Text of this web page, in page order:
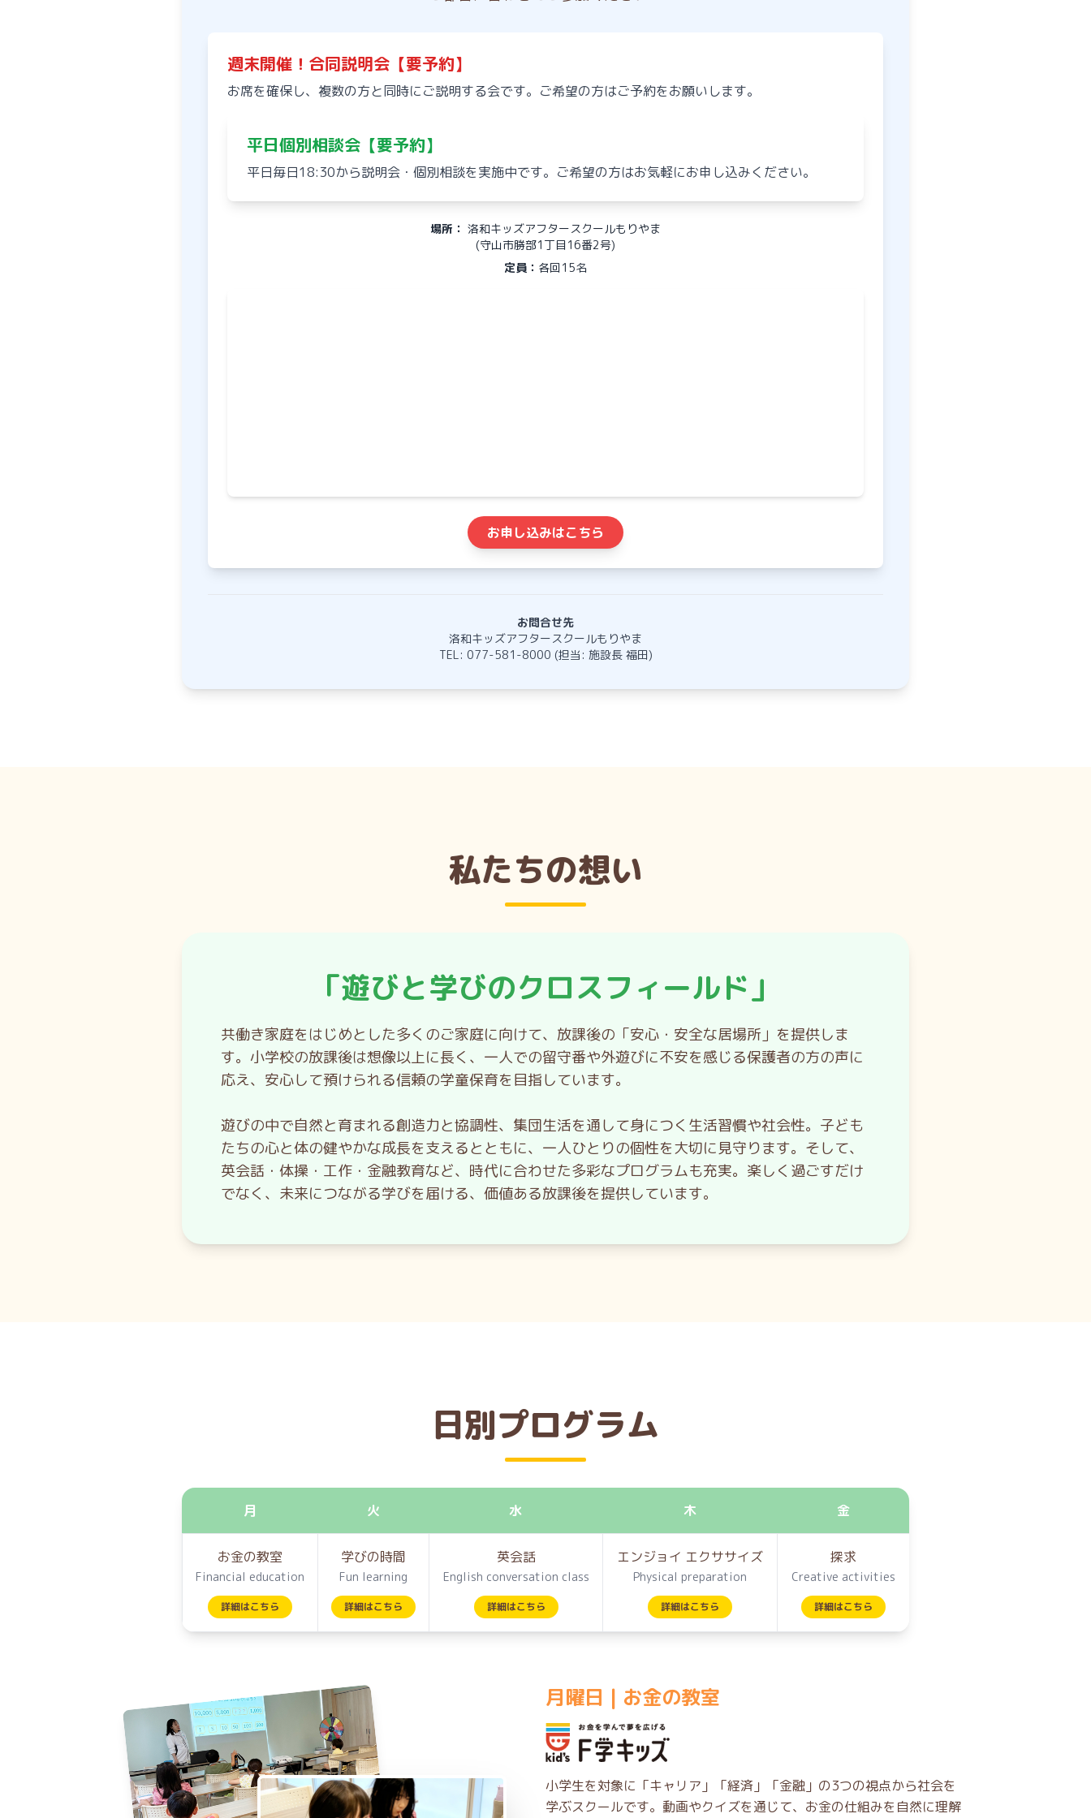
週末開催！合同説明会【要予約】
お席を確保し、複数の方と同時にご説明する会です。ご希望の方はご予約をお願いします。
平日個別相談会【要予約】
平日毎日18:30から説明会・個別相談を実施中です。ご希望の方はお気軽にお申し込みください。
場所： 洛和キッズアフタースクールもりやま
(守山市勝部1丁目16番2号)
定員： 各回15名
お申し込みはこちら
お問合せ先
洛和キッズアフタースクールもりやま
TEL: 077-581-8000 (担当: 施設長 福田)
私たちの想い
「遊びと学びのクロスフィールド」
共働き家庭をはじめとした多くのご家庭に向けて、放課後の「安心・安全な居場所」を提供しま
す。小学校の放課後は想像以上に長く、一人での留守番や外遊びに不安を感じる保護者の方の声に
応え、安心して預けられる信頼の学童保育を目指しています。
遊びの中で自然と育まれる創造力と協調性、集団生活を通して身につく生活習慣や社会性。子ども
たちの心と体の健やかな成長を支えるとともに、一人ひとりの個性を大切に見守ります。そして、
英会話・体操・工作・金融教育など、時代に合わせた多彩なプログラムも充実。楽しく過ごすだけ
でなく、未来につながる学びを届ける、価値ある放課後を提供しています。
日別プログラム
月 火 水 木 金
お金の教室
Financial education
詳細はこちら
学びの時間
Fun learning
詳細はこちら
英会話
English conversation class
詳細はこちら
エンジョイ エクササイズ
Physical preparation
詳細はこちら
探求
Creative activities
詳細はこちら
月曜日 | お金の教室
小学生を対象に「キャリア」「経済」「金融」の3つの視点から社会を
学ぶスクールです。動画やクイズを通じて、お金の仕組みを自然に理解